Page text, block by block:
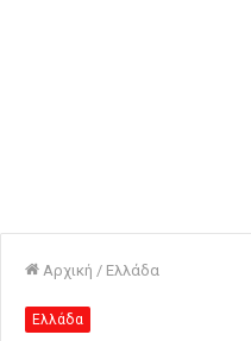
Αρχική / Ελλάδα
Ελλάδα